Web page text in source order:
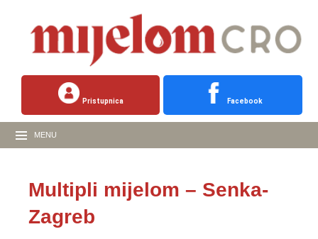
Pristupnica Facebook
MENU
Multipli mijelom – Senka-
Zagreb